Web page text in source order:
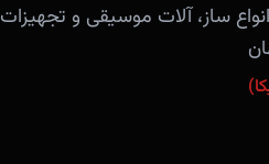
تأمین انواع ساز، آلات موسیقی و تجهیزات